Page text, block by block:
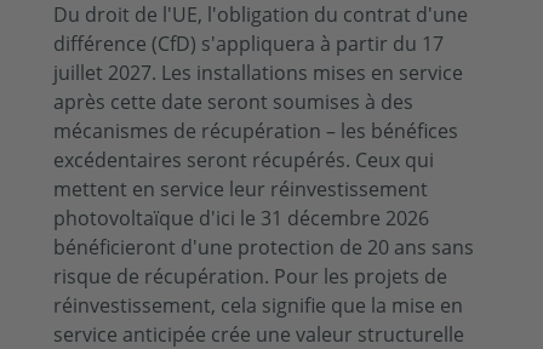
Du droit de l'UE, l'obligation du contrat d'une
différence (CfD) s'appliquera à partir du 17
juillet 2027. Les installations mises en service
après cette date seront soumises à des
mécanismes de récupération – les bénéfices
excédentaires seront récupérés. Ceux qui
mettent en service leur réinvestissement
photovoltaïque d'ici le 31 décembre 2026
bénéficieront d'une protection de 20 ans sans
risque de récupération. Pour les projets de
réinvestissement, cela signifie que la mise en
service anticipée crée une valeur structurelle